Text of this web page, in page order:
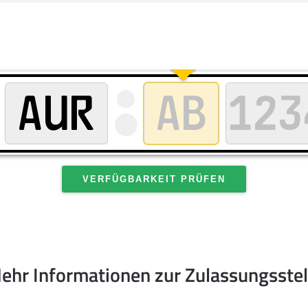
VERFÜGBARKEIT PRÜFEN
Informationen zur